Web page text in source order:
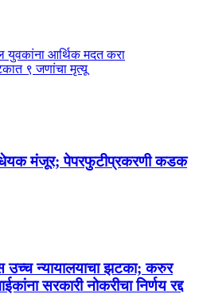
युवकांना आर्थिक मदत करा
९ जणांचा मृत्यू
मंजूर; पेपरफुटीप्रकरणी कडक
उच्च न्यायालयाचा झटका; करुर
सरकारी नोकरीचा निर्णय रद्द